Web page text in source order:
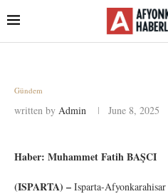
Gündem
written by Admin June 8, 2025
Haber: Muhammet Fatih BAŞCI
(ISPARTA) – Isparta-